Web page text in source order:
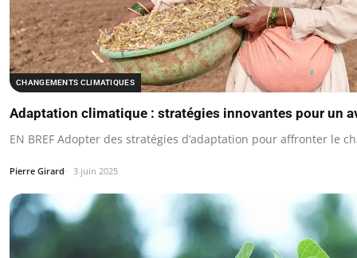
CHANGEMENTS CLIMATIQUES
Adaptation climatique : stratégies innovantes pour un
EN BREF Adopter des stratégies d’adaptation pour affronter le
Pierre Girard 3 juin 2025